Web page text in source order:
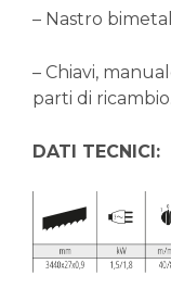
– Nastro
– Chiavi,
parti di ricambio.
DATI TECNICI: